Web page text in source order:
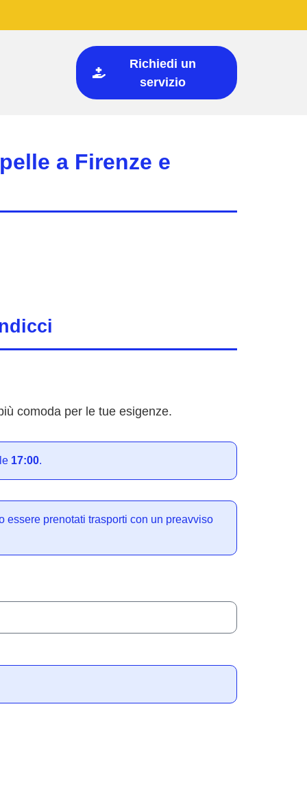
Richiedi un
servizio
a Firenze e
comoda per le tue esigenze.
17:00.
essere prenotati trasporti con un preavviso